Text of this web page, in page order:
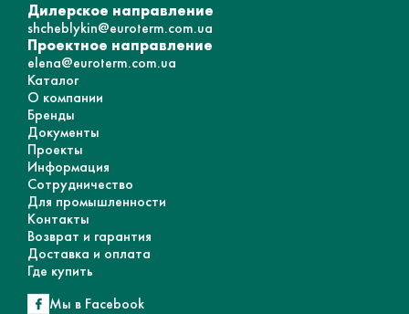
Дилерское направление
shcheblykin@euroterm.com.ua
Проектное направление
elena@euroterm.com.ua
Каталог
О компании
Бренды
Документы
Проекты
Информация
Сотрудничество
Для промышленности
Контакты
Возврат и гарантия
Доставка и оплата
Где купить
Мы в Facebook